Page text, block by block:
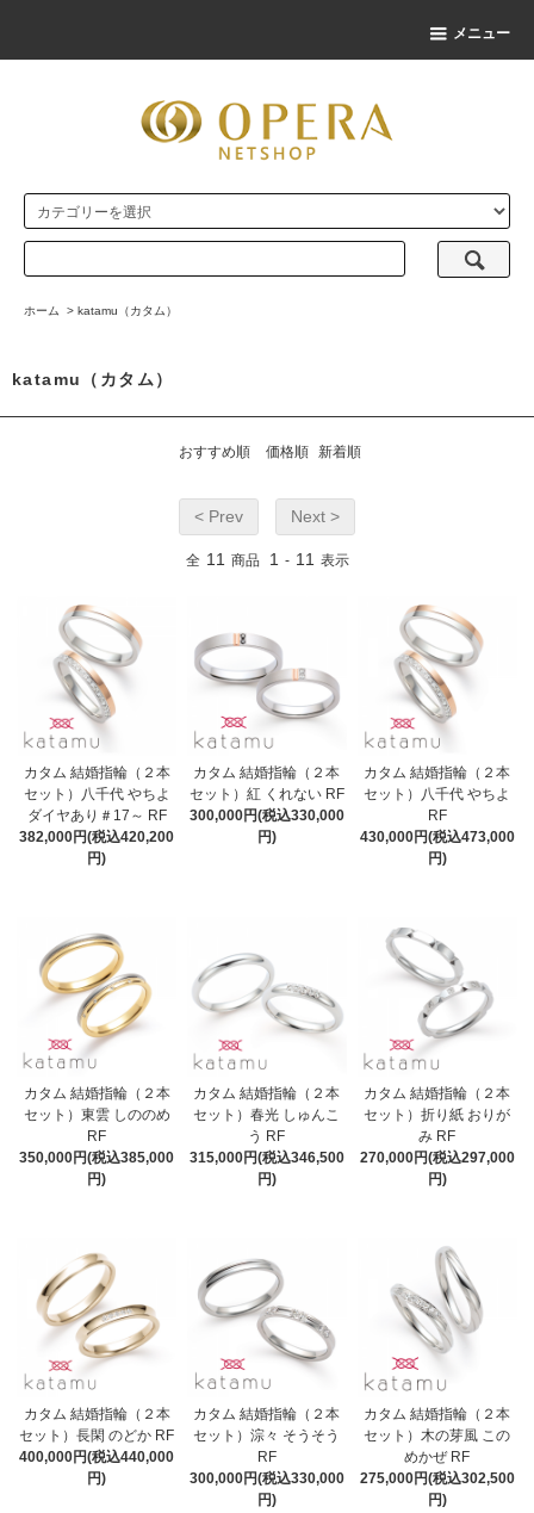
メニュー
ホーム > katamu（カタム）
katamu（カタム）
おすすめ順 価格順 新着順
< Prev Next >
全 11 商品 1 - 11 表示
カタム 結婚指輪（２本
セット）八千代 やちよ
ダイヤあり＃17～ RF
382,000円(税込420,200
円)
カタム 結婚指輪（２本
セット）紅 くれない RF
300,000円(税込330,000
円)
カタム 結婚指輪（２本
セット）八千代 やちよ
RF
430,000円(税込473,000
円)
カタム 結婚指輪（２本
セット）東雲 しののめ
RF
350,000円(税込385,000
円)
カタム 結婚指輪（２本
セット）春光 しゅんこ
う RF
315,000円(税込346,500
円)
カタム 結婚指輪（２本
セット）折り紙 おりが
み RF
270,000円(税込297,000
円)
カタム 結婚指輪（２本
セット）長閑 のどか RF
400,000円(税込440,000
円)
カタム 結婚指輪（２本
セット）淙々 そうそう
RF
300,000円(税込330,000
円)
カタム 結婚指輪（２本
セット）木の芽風 この
めかぜ RF
275,000円(税込302,500
円)